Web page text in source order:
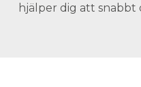
hjälper dig att snabbt